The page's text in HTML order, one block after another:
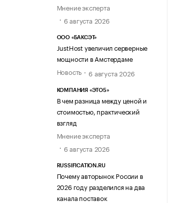
Мнение эксперта
6 августа 2026
ООО «БАКСЭТ»
JustHost увеличил серверные
мощности в Амстердаме
Новость
6 августа 2026
КОМПАНИЯ «ЭТО5»
В чем разница между ценой и
стоимостью, практический
взгляд
Мнение эксперта
6 августа 2026
RUSSIFICATION.RU
Почему авторынок России в
2026 году разделился на два
канала поставок